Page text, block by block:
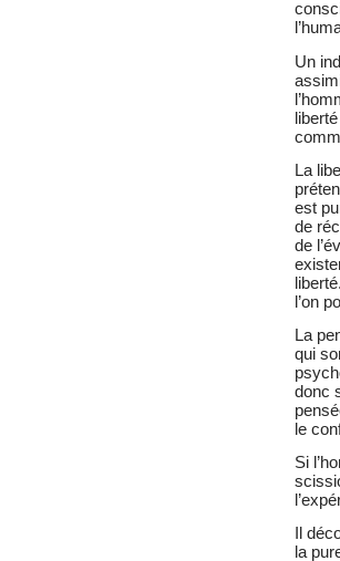
Un
La
est
de
de
l’on
La
qui
donc
le
Si
Il
la